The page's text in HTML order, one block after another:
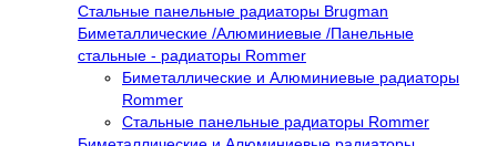
Стальные панельные радиаторы Brugman
Биметаллические /Алюминиевые /Панельные
стальные - радиаторы Rommer
Биметаллические и Алюминиевые радиаторы
Rommer
Стальные панельные радиаторы Rommer